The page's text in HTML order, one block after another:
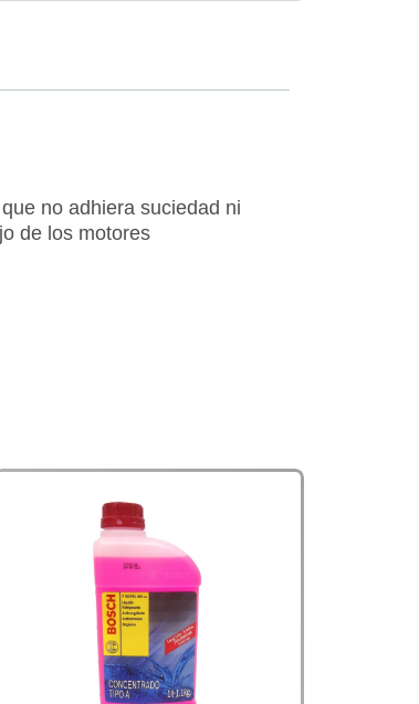
no adhiera suciedad ni
de los motores